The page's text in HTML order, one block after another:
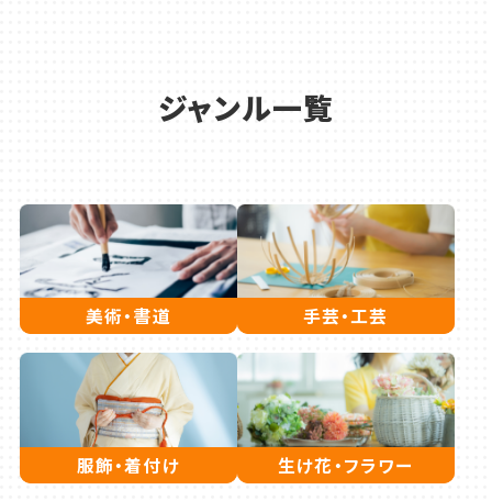
ジャンル一覧
美術・書道 手芸・工芸
服飾・着付け 生け花・フラワー